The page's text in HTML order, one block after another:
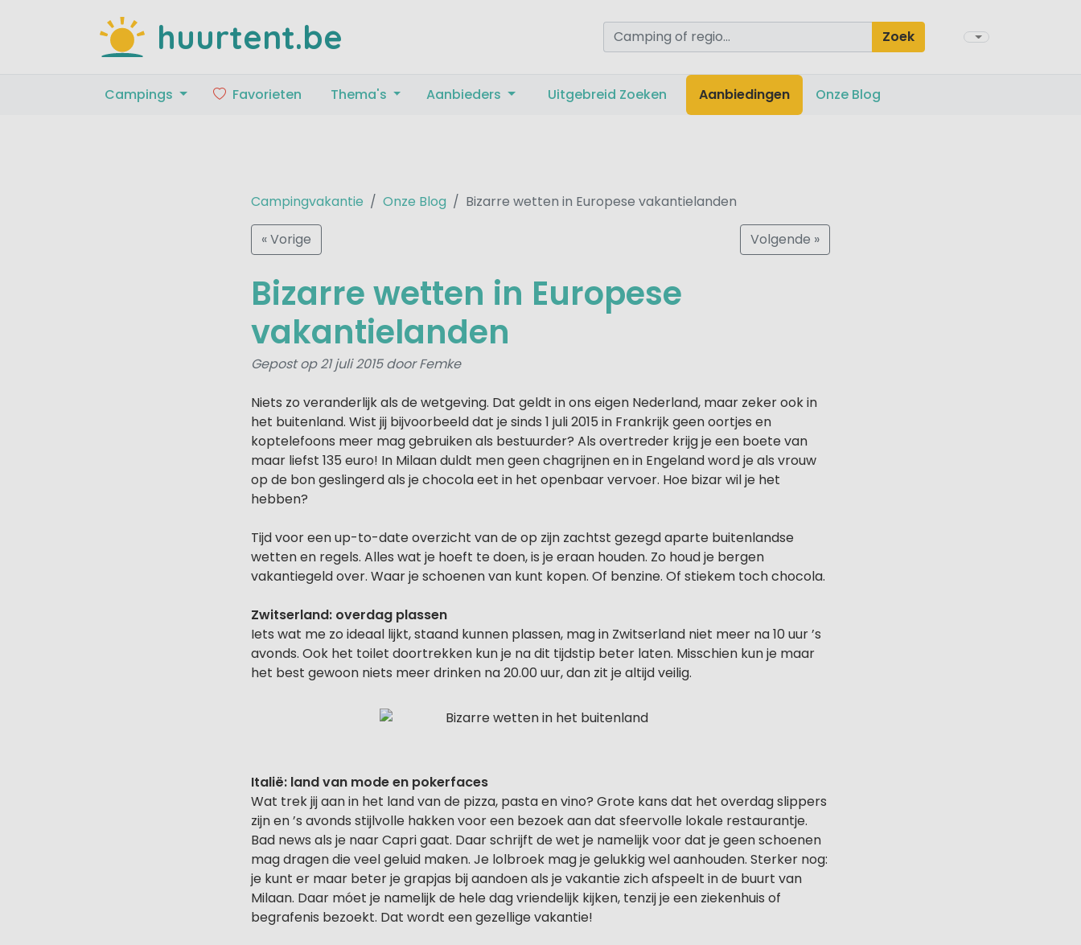
huurtent.be Zoek
Campings Favorieten Thema's Aanbieders Uitgebreid Zoeken Aanbiedingen Onze Blog
Campingvakantie Onze Blog Bizarre wetten in Europese vakantielanden
« Vorige Volgende »
Bizarre wetten in Europese
vakantielanden
Gepost op 21 juli 2015 door Femke
Niets zo veranderlijk als de wetgeving. Dat geldt in ons eigen Nederland, maar zeker ook in
het buitenland. Wist jij bijvoorbeeld dat je sinds 1 juli 2015 in Frankrijk geen oortjes en
koptelefoons meer mag gebruiken als bestuurder? Als overtreder krijg je een boete van
maar liefst 135 euro! In Milaan duldt men geen chagrijnen en in Engeland word je als vrouw
op de bon geslingerd als je chocola eet in het openbaar vervoer. Hoe bizar wil je het
hebben?
Tijd voor een up-to-date overzicht van de op zijn zachtst gezegd aparte buitenlandse
wetten en regels. Alles wat je hoeft te doen, is je eraan houden. Zo houd je bergen
vakantiegeld over. Waar je schoenen van kunt kopen. Of benzine. Of stiekem toch chocola.
Zwitserland: overdag plassen
Iets wat me zo ideaal lijkt, staand kunnen plassen, mag in Zwitserland niet meer na 10 uur ’s
avonds. Ook het toilet doortrekken kun je na dit tijdstip beter laten. Misschien kun je maar
het best gewoon niets meer drinken na 20.00 uur, dan zit je altijd veilig.
Italië: land van mode en pokerfaces
Wat trek jij aan in het land van de pizza, pasta en vino? Grote kans dat het overdag slippers
zijn en ’s avonds stijlvolle hakken voor een bezoek aan dat sfeervolle lokale restaurantje.
Bad news als je naar Capri gaat. Daar schrijft de wet je namelijk voor dat je geen schoenen
mag dragen die veel geluid maken. Je lolbroek mag je gelukkig wel aanhouden. Sterker nog:
je kunt er maar beter je grapjas bij aandoen als je vakantie zich afspeelt in de buurt van
Milaan. Daar móet je namelijk de hele dag vriendelijk kijken, tenzij je een ziekenhuis of
begrafenis bezoekt. Dat wordt een gezellige vakantie!